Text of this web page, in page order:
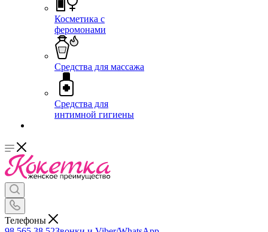
Косметика с
феромонами
Средства для массажа
Средства для
интимной гигиены
Телефоны